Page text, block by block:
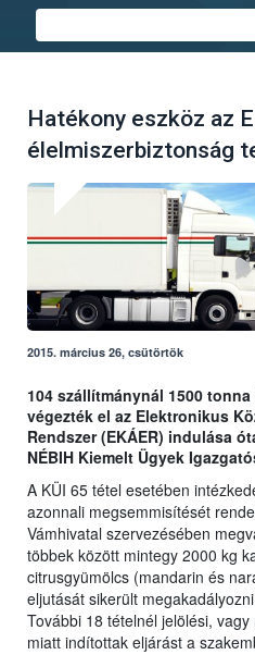
Hatékony eszköz az
élelmiszerbiztonság
2015. március 26, csütörtök
104 szállítmánynál 1500
végezték el az Elektronikus
Rendszer (EKÁER) indulása
NÉBIH Kiemelt Ügyek
A KÜI 65 tétel esetében
azonnali megsemmisítését
Vámhivatal szervezésében
többek között mintegy 2000 kg
citrusgyümölcs (mandarin és
eljutását sikerült
További 18 tételnél jelölési,
miatt indítottak eljárást a